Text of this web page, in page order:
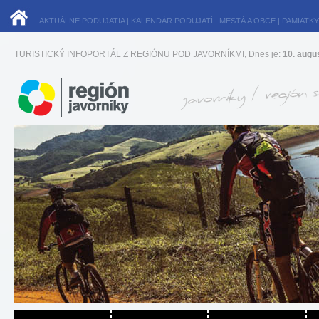
AKTUÁLNE PODUJATIA| KALENDÁR PODUJATÍ | MESTÁ A OBCE | PAMIATKY
TURISTICKÝ INFOPORTÁL Z REGIÓNU POD JAVORNÍKMI, Dnes je: 10.